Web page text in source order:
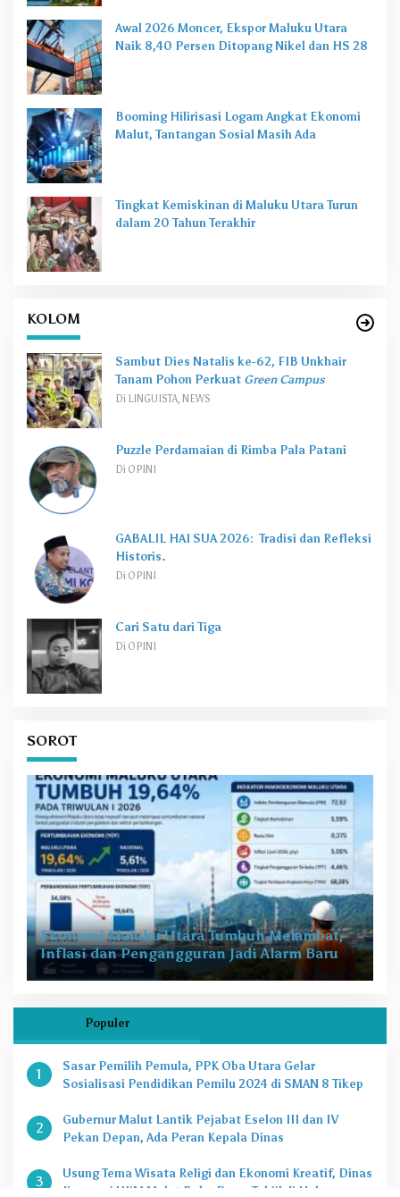
Awal 2026 Moncer, Ekspor Maluku Utara
Naik 8,40 Persen Ditopang Nikel dan HS 28
Booming Hilirisasi Logam Angkat Ekonomi
Malut, Tantangan Sosial Masih Ada
Tingkat Kemiskinan di Maluku Utara Turun
dalam 20 Tahun Terakhir
KOLOM
Sambut Dies Natalis ke-62, FIB Unkhair
Tanam Pohon Perkuat Green Campus
Di LINGUISTA, NEWS
Puzzle Perdamaian di Rimba Pala Patani
Di OPINI
GABALIL HAI SUA 2026: Tradisi dan Refleksi
Historis.
Di OPINI
Cari Satu dari Tiga
Di OPINI
SOROT
Ekonomi Maluku Utara Tumbuh Melambat,
Inflasi dan Pengangguran Jadi Alarm Baru
Populer
1
Sasar Pemilih Pemula, PPK Oba Utara Gelar
Sosialisasi Pendidikan Pemilu 2024 di SMAN 8 Tikep
2
Gubernur Malut Lantik Pejabat Eselon III dan IV
Pekan Depan, Ada Peran Kepala Dinas
3
Usung Tema Wisata Religi dan Ekonomi Kreatif, Dinas
Koperasi UKM Malut Buka Pasar Takjil di Halaman